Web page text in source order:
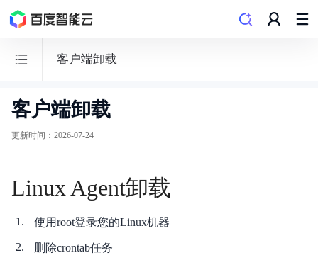
客户端卸载
云
安
心
客户端卸载
更新时间 ： 2026-07-24
Linux Agent卸载
使用root登录您的Linux机器
删除crontab任务